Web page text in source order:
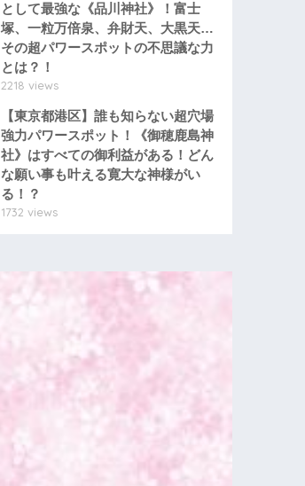
として最強な《品川神社》！富士
塚、一粒万倍泉、弁財天、大黒天…
その超パワースポットの不思議な力
とは？！
2218 views
【東京都港区】誰も知らない超穴場
強力パワースポット！《御穂鹿島神
社》はすべての御利益がある！どん
な願い事も叶える寛大な神様がい
る！？
1732 views